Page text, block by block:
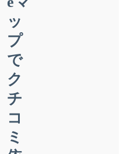
ッ
プ
で
ク
チ
コ
ミ